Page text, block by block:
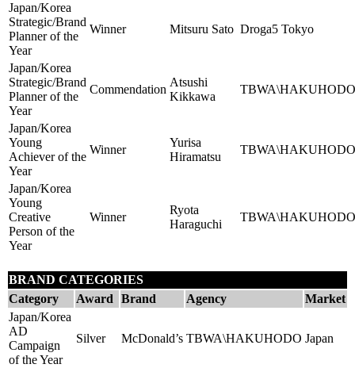
Japan/Korea
Strategic/Brand
Planner of the
Year
Winner Mitsuru Sato Droga5 Tokyo
Japan/Korea
Strategic/Brand
Planner of the
Year
Commendation
Atsushi
Kikkawa
TBWA\HAKUHODO
Japan/Korea
Young
Achiever of the
Year
Winner
Yurisa
Hiramatsu
TBWA\HAKUHODO
Japan/Korea
Young
Creative
Person of the
Year
Winner
Ryota
Haraguchi
TBWA\HAKUHODO
BRAND CATEGORIES
Category
Award Brand Agency
Market
Japan/Korea
AD
Campaign
of the Year
Silver McDonald’s TBWA\HAKUHODO Japan